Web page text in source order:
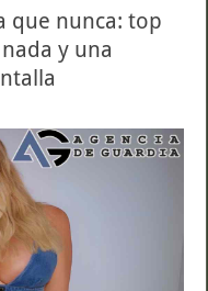
que nunca: top
y una